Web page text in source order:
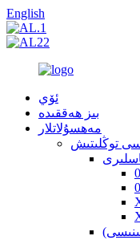
English
ئۆي
بىز ھەققىدە
مەھسۇلاتلار
توڭلىتىش